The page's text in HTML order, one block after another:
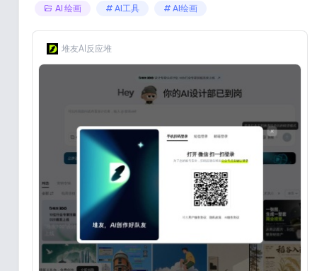
AI 绘画 # AI工具 # AI绘画
堆友AI反应堆